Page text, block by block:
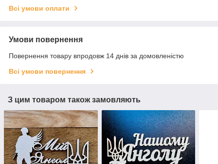
Всі умови оплати
Умови повернення
Повернення товару впродовж 14 днів за домовленістю
Всі умови повернення
З цим товаром також замовляють